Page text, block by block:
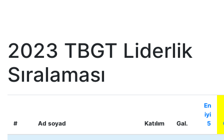
2023 TBGT Liderlik
Sıralaması
# Ad soyad Katılım Gal.
En
iyi
5